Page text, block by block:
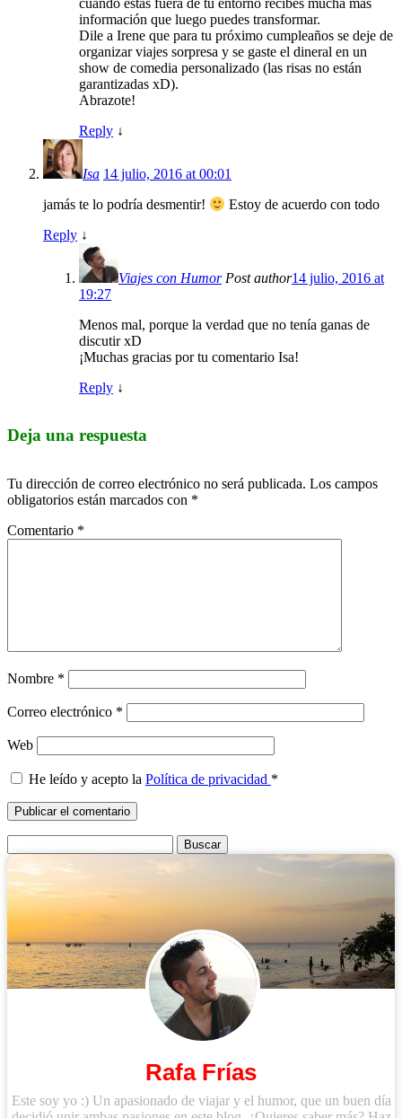
información que luego puedes transformar.
Dile a Irene que para tu próximo cumpleaños se deje de
organizar viajes sorpresa y se gaste el dineral en un
show de comedia personalizado (las risas no están
garantizadas xD).
Abrazote!
Reply ↓
Isa 14 julio, 2016 at 00:01
jamás te lo podría desmentir!
Estoy de acuerdo con todo
Reply ↓
Viajes con Humor Post author14 julio, 2016 at
19:27
Menos mal, porque la verdad que no tenía ganas de
discutir xD
¡Muchas gracias por tu comentario Isa!
Reply ↓
Deja una respuesta
Tu dirección de correo electrónico no será publicada. Los campos
obligatorios están marcados con *
Comentario *
Nombre *
Correo electrónico *
Web
He leído y acepto la Política de privacidad *
Rafa Frías
Este soy yo :) Un apasionado de viajar y el humor, que un buen día